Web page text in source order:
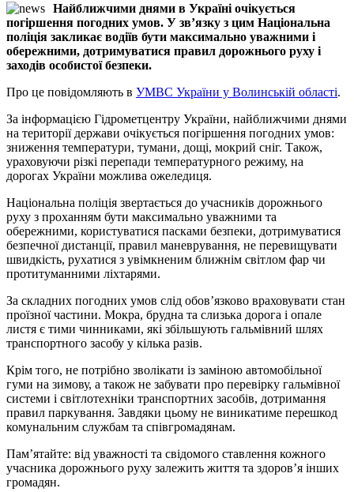
Найближчими днями в Україні очікується
погіршення погодних умов. У зв’язку з цим Національна
поліція закликає водіїв бути максимально уважними і
обережними, дотримуватися правил дорожнього руху і
заходів особистої безпеки.
Про це повідомляють в УМВС України у Волинській області.
За інформацією Гідрометцентру України, найближчими днями
на території держави очікується погіршення погодних умов:
зниження температури, тумани, дощі, мокрий сніг. Також,
ураховуючи різкі перепади температурного режиму, на
дорогах України можлива ожеледиця.
Національна поліція звертається до учасників дорожнього
руху з проханням бути максимально уважними та
обережними, користуватися пасками безпеки, дотримуватися
безпечної дистанції, правил маневрування, не перевищувати
швидкість, рухатися з увімкненим ближнім світлом фар чи
протитуманними ліхтарями.
За складних погодних умов слід обов’язково враховувати стан
проїзної частини. Мокра, брудна та слизька дорога і опале
листя є тими чинниками, які збільшують гальмівний шлях
транспортного засобу у кілька разів.
Крім того, не потрібно зволікати із заміною автомобільної
гуми на зимову, а також не забувати про перевірку гальмівної
системи і світлотехніки транспортних засобів, дотримання
правил паркування. Завдяки цьому не виникатиме перешкод
комунальним службам та співгромадянам.
Пам’ятайте: від уважності та свідомого ставлення кожного
учасника дорожнього руху залежить життя та здоров’я інших
громадян.